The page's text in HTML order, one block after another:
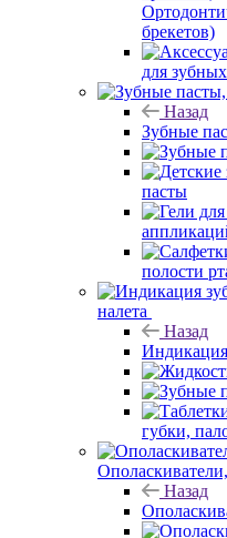
брекетов)
для
Назад
Зубные
пасты
полости
налета
Назад
Индикация
губки,
Назад